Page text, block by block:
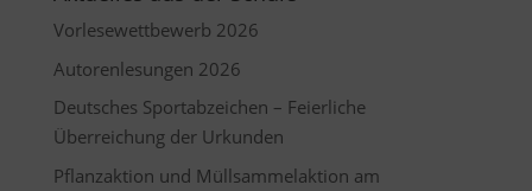
Vorlesewettbewerb 2026
Autorenlesungen 2026
Deutsches Sportabzeichen – Feierliche
Überreichung der Urkunden
Pflanzaktion und Müllsammelaktion am